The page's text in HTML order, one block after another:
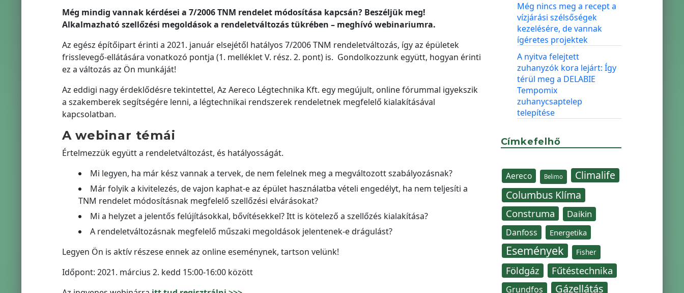
Még mindig vannak kérdései a 7/2006 TNM rendelet módosítása kapcsán? Beszéljük meg!
Alkalmazható szellőzési megoldások a rendeletváltozás tükrében – meghívó webinariumra.
Az egész építőipart érinti a 2021. január elsejétől hatályos 7/2006 TNM rendeletváltozás, így az épületek
frisslevegő-ellátására vonatkozó pontja (1. melléklet V. rész. 2. pont) is. Gondolkozzunk együtt, hogyan érinti
ez a változás az Ön munkáját!
Az eddigi nagy érdeklődésre tekintettel, Az Aereco Légtechnika Kft. egy megújult, online fórummal igyekszik
a szakemberek segítségére lenni, a légtechnikai rendszerek rendeletnek megfelelő kialakításával
kapcsolatban.
A webinar témái
Értelmezzük együtt a rendeletváltozást, és hatályosságát.
Mi legyen, ha már kész vannak a tervek, de nem felelnek meg a megváltozott szabályozásnak?
Már folyik a kivitelezés, de vajon kaphat-e az épület használatba vételi engedélyt, ha nem teljesíti a
TNM rendelet módosításnak megfelelő szellőzési elvárásokat?
Mi a helyzet a jelentős felújításokkal, bővítésekkel? Itt is kötelező a szellőzés kialakítása?
A rendeletváltozásnak megfelelő műszaki megoldások jelentenek-e drágulást?
Legyen Ön is aktív részese ennek az online eseménynek, tartson velünk!
Időpont: 2021. március 2. kedd 15:00-16:00 között
Még nincs meg a recept a
vízjárási szélsőségek
kezelésére, de vannak
ígéretes projektek
A nyitva felejtett
zuhanyzók kora lejárt: Így
térül meg a DELABIE
Tempomix
zuhanycsaptelep
telepítése
Címkefelhő
Aereco Belimo
Climalife
Columbus Klíma
Construma Daikin
Danfoss Energetika
Események Fisher
Földgáz Fűtéstechnika
Grundfos Gázellátás